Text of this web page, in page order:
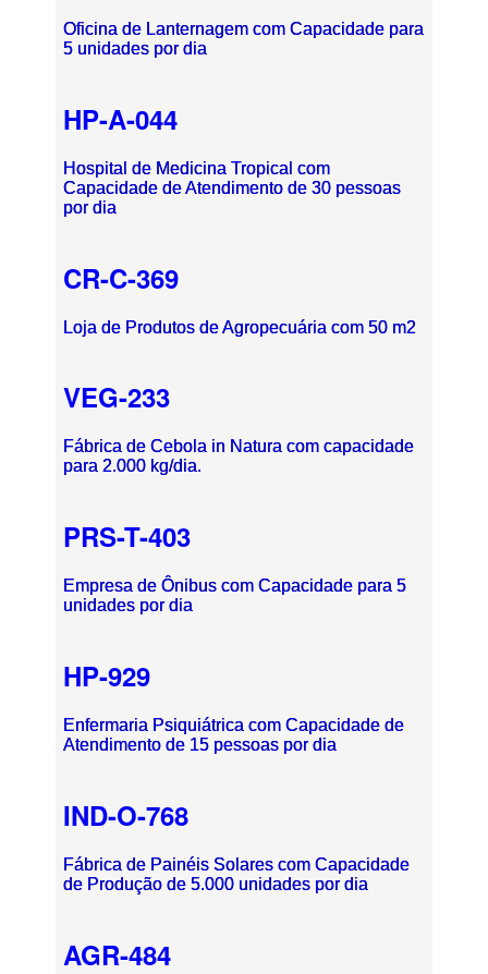
Oficina de Lanternagem com Capacidade para
5 unidades por dia
HP-A-044
Hospital de Medicina Tropical com
Capacidade de Atendimento de 30 pessoas
por dia
CR-C-369
Loja de Produtos de Agropecuária com 50 m2
VEG-233
Fábrica de Cebola in Natura com capacidade
para 2.000 kg/dia.
PRS-T-403
Empresa de Ônibus com Capacidade para 5
unidades por dia
HP-929
Enfermaria Psiquiátrica com Capacidade de
Atendimento de 15 pessoas por dia
IND-O-768
Fábrica de Painéis Solares com Capacidade
de Produção de 5.000 unidades por dia
AGR-484